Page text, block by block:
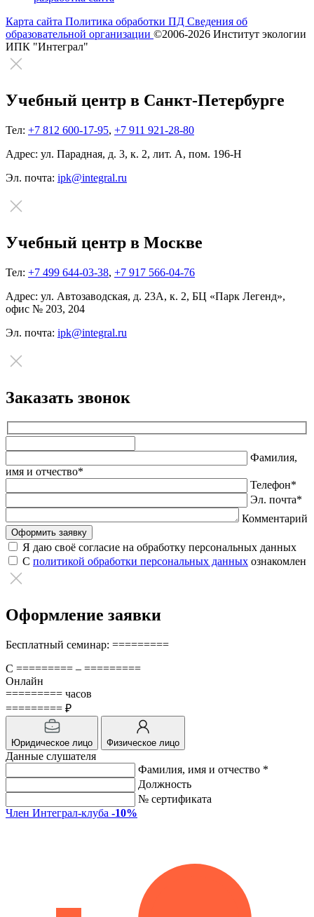
Карта сайта Политика обработки ПД Сведения об
образовательной организации ©2006-2026 Институт экологии
ИПК "Интеграл"
Учебный центр в Санкт-Петербурге
Тел: +7 812 600-17-95, +7 911 921-28-80
Адрес: ул. Парадная, д. 3, к. 2, лит. А, пом. 196-Н
Эл. почта: ipk@integral.ru
Учебный центр в Москве
Тел: +7 499 644-03-38, +7 917 566-04-76
Адрес: ул. Автозаводская, д. 23А, к. 2, БЦ «Парк Легенд»,
офис № 203, 204
Эл. почта: ipk@integral.ru
Заказать звонок
это
поле
пустым.
Фамилия,
имя и отчество*
Телефон*
Эл. почта*
Комментарий
Я даю своё согласие на обработку персональных данных
С политикой обработки персональных данных ознакомлен
Оформление заявки
Бесплатный семинар: =========
С ========= – =========
Онлайн
========= часов
========= ₽
Юридическое лицо Физическое лицо
Данные слушателя
Фамилия, имя и отчество *
Должность
№ сертификата
Член Интеграл-клуба -10%